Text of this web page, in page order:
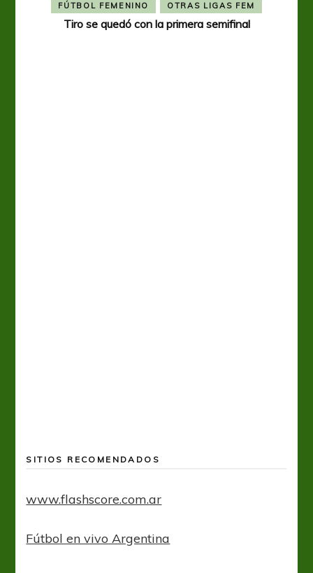
SITIOS RECOMENDADOS
www.flashscore.com.ar
Fútbol en vivo Argentina